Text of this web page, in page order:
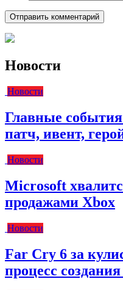
Новости
Новости
Главные
патч, ивент,
Новости
Microsoft
продажами Xbox
Новости
Far Cry 6 за
процесс